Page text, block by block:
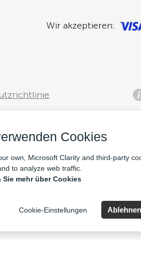
Wir akzeptieren:
Speditionstraße 15a
Cookies
own, Microsoft Clarity and third-party
to analyze web traffic.
Sie mehr über Cookies
Cookie-Einstellungen Ablehnen